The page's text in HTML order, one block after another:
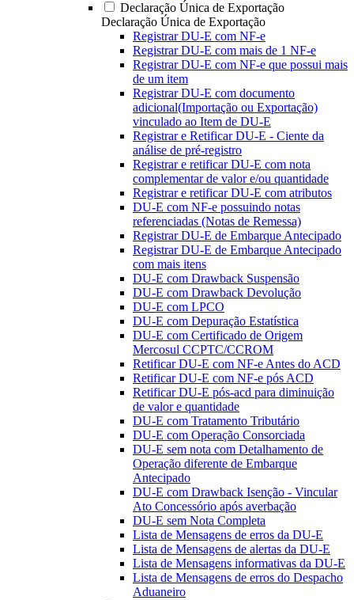
Declaração Única de Exportação
Declaração Única de Exportação
Registrar DU-E com NF-e
Registrar DU-E com mais de 1 NF-e
Registrar DU-E com NF-e que possui mais
de um item
Registrar DU-E com documento
adicional(Importação ou Exportação)
vinculado ao Item de DU-E
Registrar e Retificar DU-E - Ciente da
análise de pré-registro
Registrar e retificar DU-E com nota
complementar de valor e/ou quantidade
Registrar e retificar DU-E com atributos
DU-E com NF-e possuindo notas
referenciadas (Notas de Remessa)
Registrar DU-E de Embarque Antecipado
Registrar DU-E de Embarque Antecipado
com mais itens
DU-E com Drawback Suspensão
DU-E com Drawback Devolução
DU-E com LPCO
DU-E com Depuração Estatística
DU-E com Certificado de Origem
Mercosul CCPTC/CCROM
Retificar DU-E com NF-e Antes do ACD
Retificar DU-E com NF-e pós ACD
Retificar DU-E pós-acd para diminuição
de valor e quantidade
DU-E com Tratamento Tributário
DU-E com Operação Consorciada
DU-E sem nota com Detalhamento de
Operação diferente de Embarque
Antecipado
DU-E com Drawback Isenção - Vincular
Ato Concessório após averbação
DU-E sem Nota Completa
Lista de Mensagens de erros da DU-E
Lista de Mensagens de alertas da DU-E
Lista de Mensagens informativas da DU-E
Lista de Mensagens de erros do Despacho
Aduaneiro